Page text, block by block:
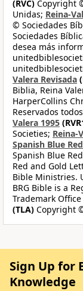
(RVC) Copyright
Unidas; Reina-
© Sociedades
Sociedades
desea más
Valera Revisada
Biblia, Reina
HarperCollins
Reservados
Valera 1995
Societies; Reina-
Spanish Blue
Spanish Blue
Red and Gold
Bible Ministries.
BRG Bible is a
Trademark
(TLA) Copyright
Sign Up for
Knowledge